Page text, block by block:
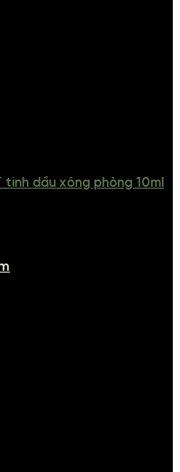
tinh dầu xông phòng 10ml